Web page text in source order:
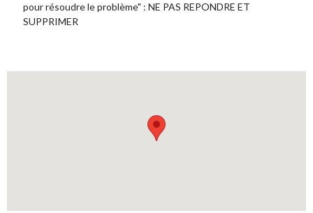
pour résoudre le problème" : NE PAS REPONDRE ET
SUPPRIMER